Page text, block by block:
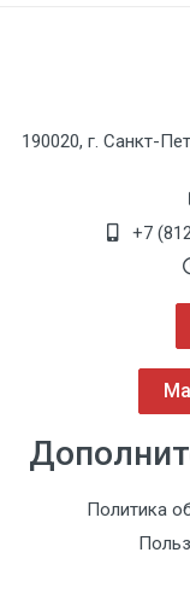
Флэш-память
190020, г. Санкт-
+7
Политика